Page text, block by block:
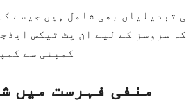
تبدیلیاں بھی شامل ہیں جیسے
سروسز کے لیے ان پٹ ٹیکس
کمپنی سے
منفی فہرست میں